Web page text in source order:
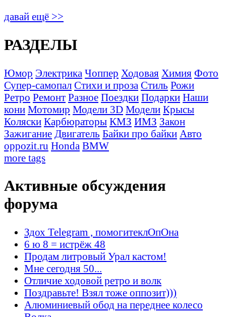
давай ещё >>
РАЗДЕЛЫ
Юмор Электрика Чоппер Ходовая Химия Фото
Супер-самопал Стихи и проза Стиль Рожи
Ретро Ремонт Разное Поездки Подарки Наши
кони Мотомир Модели 3D Модели Крысы
Коляски Карбюраторы КМЗ ИМЗ Закон
Зажигание Двигатель Байки про байки Авто
oppozit.ru Honda BMW
more tags
Активные обсуждения
форума
Здох Telegram , помогитеклОпОна
6 ю 8 = истрёж 48
Продам литровый Урал кастом!
Мне сегодня 50...
Отличие ходовой ретро и волк
Поздравьте! Взял тоже оппозит)))
Алюминиевый обод на переднее колесо